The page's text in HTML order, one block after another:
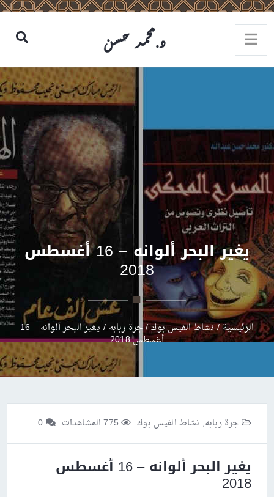
يغير البحر ألوانه – 16 أغسطس
2018
الرئيسية/نشاط الفيس بوك/جرة ربابه / يغير البحر ألوانه – 16
أغسطس 2018
جرة ربابه, نشاط الفيس بوك 775 المشاهدات
يغير البحر ألوانه – 16 أغسطس
2018